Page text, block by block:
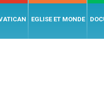
EGLISE ET MONDE